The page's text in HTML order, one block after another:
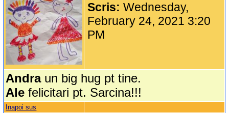
Scris:Wednesday,
February 24, 2021 3:20
PM
Andraun big hug pt tine.
Ale felicitari pt. Sarcina!!!
Inapoi sus